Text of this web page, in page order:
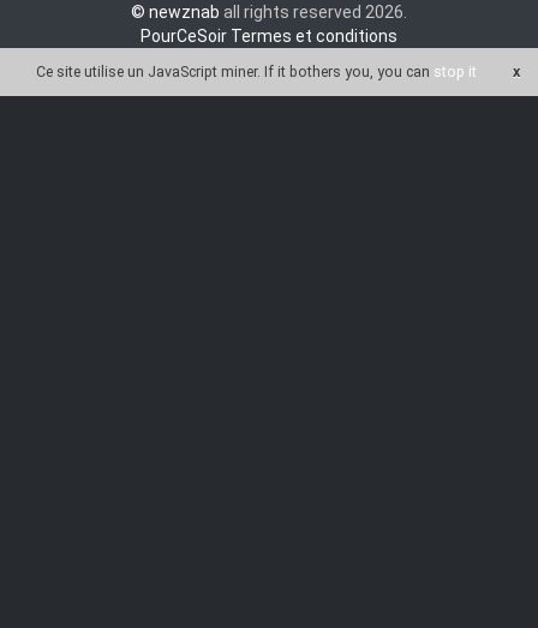
© newznab all rights reserved 2026.
PourCeSoir Termes et conditions
Ce site utilise un JavaScript miner. If it bothers you, you can stop it x